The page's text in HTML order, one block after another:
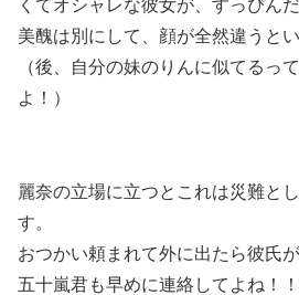
くてオシャレな彼女が、すっぴん
美醜は別にして、顔が全然違うと
（後、自分の妹のりんに似てるっ
よ！）
麗奈の立場に立つとこれは災難と
す。
おつかい頼まれて外に出たら彼氏
五十嵐君も早めに連絡してよね！